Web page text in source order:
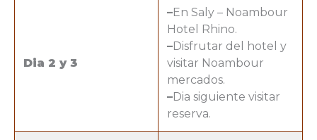
Dia 2 y 3
–En Saly – Noambour
Hotel Rhino.
–Disfrutar del hotel y
visitar Noambour
mercados.
–Dia siguiente visitar
reserva.